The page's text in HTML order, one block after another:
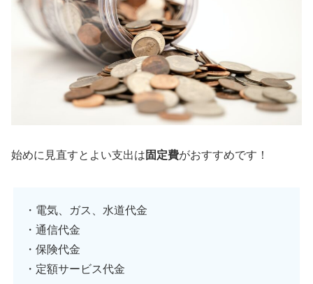
始めに見直すとよい支出は 固定費がおすすめです！
・電気、ガス、水道代金
・通信代金
・保険代金
・定額サービス代金